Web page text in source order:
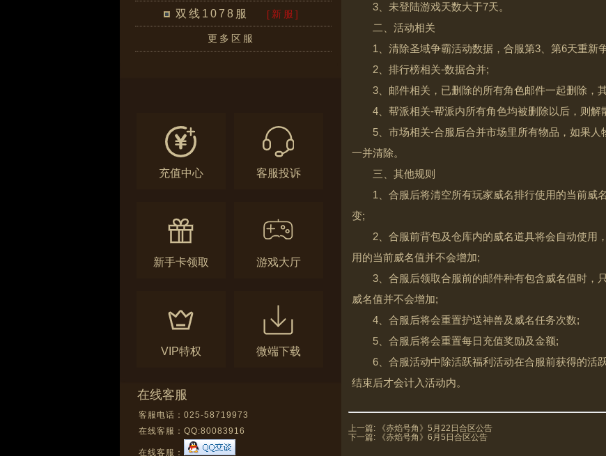
双线1078服 [新服]
更多区服
充值中心 客服投诉
新手卡领取 游戏大厅
VIP特权 微端下载
在线客服
客服电话：025-58719973
在线客服： QQ:80083916
在线客服：
3、未登陆游戏天数大于7天。
二、活动相关
1、清除圣域争霸活动数据，合服第3、第6天重新
2、排行榜相关-数据合并;
3、邮件相关，已删除的所有角色邮件一起删除，
4、帮派相关-帮派内所有角色均被删除以后，则解
5、市场相关-合服后合并市场里所有物品，如果
一并清除。
三、其他规则
1、合服后将清空所有玩家威名排行使用的当前威
变;
2、合服前背包及仓库内的威名道具将会自动使用
用的当前威名值并不会增加;
3、合服后领取合服前的邮件种有包含威名值时，
威名值并不会增加;
4、合服后将会重置护送神兽及威名任务次数;
5、合服后将会重置每日充值奖励及金额;
6、合服活动中除活跃福利活动在合服前获得的活
结束后才会计入活动内。
上一篇:
《赤焰号角》5月22日合区公告
下一篇:
《赤焰号角》6月5日合区公告